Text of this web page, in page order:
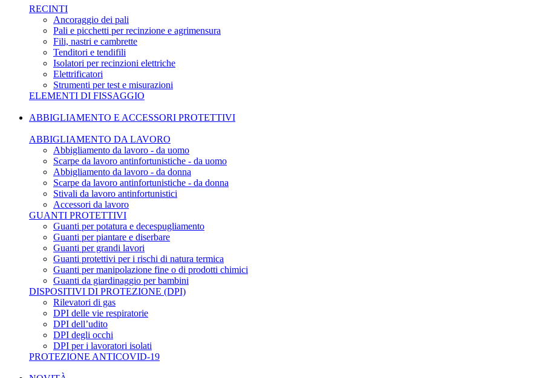
RECINTI
Ancoraggio dei pali
Pali e picchetti per recinzione e agrimensura
Fili, nastri e cambrette
Tenditori e tendifili
Isolatori per recinzioni elettriche
Elettrificatori
Strumenti per test e misurazioni
ELEMENTI DI FISSAGGIO
ABBIGLIAMENTO E ACCESSORI PROTETTIVI
ABBIGLIAMENTO DA LAVORO
Abbigliamento da lavoro - da uomo
Scarpe da lavoro antinfortunistiche - da uomo
Abbigliamento da lavoro - da donna
Scarpe da lavoro antinfortunistiche - da donna
Stivali da lavoro antinfortunistici
Accessori da lavoro
GUANTI PROTETTIVI
Guanti per potatura e decespugliamento
Guanti per piantare e diserbare
Guanti per grandi lavori
Guanti protettivi per i rischi di natura termica
Guanti per manipolazione fine o di prodotti chimici
Guanti da giardinaggio per bambini
DISPOSITIVI DI PROTEZIONE (DPI)
Rilevatori di gas
DPI delle vie respiratorie
DPI dell’udito
DPI degli occhi
DPI per i lavoratori isolati
PROTEZIONE ANTICOVID-19